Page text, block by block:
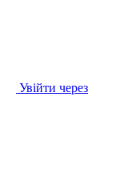
Увійти через